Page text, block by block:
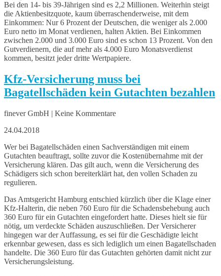
Bei den 14- bis 39-Jährigen sind es 2,2 Millionen. Weiterhin steigt
die Aktienbesitzquote, kaum überraschenderweise, mit dem
Einkommen: Nur 6 Prozent der Deutschen, die weniger als 2.000
Euro netto im Monat verdienen, halten Aktien. Bei Einkommen
zwischen 2.000 und 3.000 Euro sind es schon 13 Prozent. Von den
Gutverdienern, die auf mehr als 4.000 Euro Monatsverdienst
kommen, besitzt jeder dritte Wertpapiere.
Kfz-Versicherung muss bei
Bagatellschäden kein Gutachten bezahlen
finever GmbH | Keine Kommentare
24.04.2018
Wer bei Bagatellschäden einen Sachverständigen mit einem
Gutachten beauftragt, sollte zuvor die Kostenübernahme mit der
Versicherung klären. Das gilt auch, wenn die Versicherung des
Schädigers sich schon bereiterklärt hat, den vollen Schaden zu
regulieren.
Das Amtsgericht Hamburg entschied kürzlich über die Klage einer
Kfz-Halterin, die neben 760 Euro für die Schadensbehebung auch
360 Euro für ein Gutachten eingefordert hatte. Dieses hielt sie für
nötig, um verdeckte Schäden auszuschließen. Der Versicherer
hingegen war der Auffassung, es sei für die Geschädigte leicht
erkennbar gewesen, dass es sich lediglich um einen Bagatellschaden
handelte. Die 360 Euro für das Gutachten gehörten damit nicht zur
Versicherungsleistung.